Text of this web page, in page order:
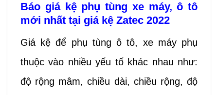
Báo giá kệ phụ tùng xe máy, ô tô
mới nhất tại giá kệ Zatec 2022
Giá kệ để phụ tùng ô tô, xe máy phụ
thuộc vào nhiều yếu tố khác nhau như:
độ rộng mâm, chiều dài, chiều rộng, độ